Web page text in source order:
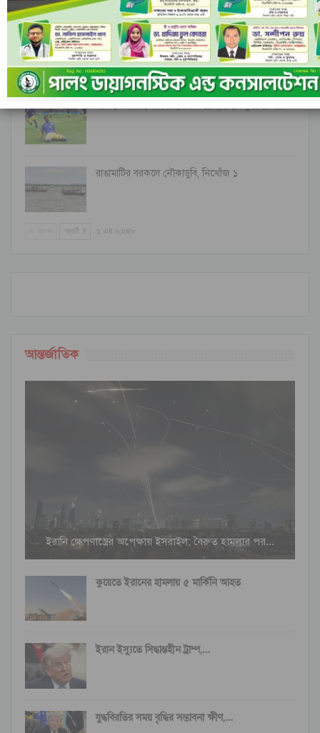
ইসলামী ব্যাংকের পরিচালনা পর্ষদ বাতিল ঘোষণা
নীল ঢেউয়ের জোয়ারে গোল করে ইতিহাস কুরাসাওয়ের
রাঙামাটির বরকলে নৌকাডুবি, নিখোঁজ ১
পরবর্তী ১ এর ৬,৮৪৮
আন্তর্জাতিক
ইরানি ক্ষেপণাস্ত্রের অপেক্ষায় ইসরাইল; বৈরুত হামলার পর…
কুয়েতে ইরানের হামলায় ৫ মার্কিনি আহত
ইরান ইস্যুতে সিদ্ধান্তহীন ট্রাম্প,…
যুদ্ধবিরতির সময় বৃদ্ধির সম্ভাবনা ক্ষীণ,…